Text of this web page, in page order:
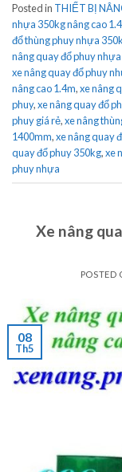
Posted in THIẾT BỊ
nhựa 350kg nâng cao
đổ thùng phuy nhựa
nâng quay đổ phuy
xe nâng quay đổ phuy
nâng cao 1.4m,xe nâng
phuy,xe nâng quay đổ
phuy giá rẻ,xe nâng
1400mm,xe nâng quay
quay đổ phuy 350kg,xe
phuy nhựa
Xe nâng
POSTED
08
Th5